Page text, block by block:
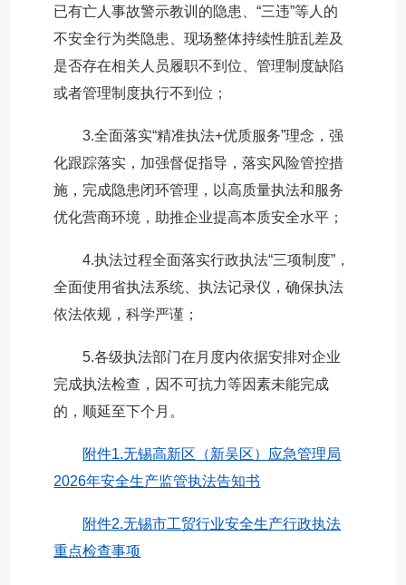
已有亡人事故警示教训的隐患、“三违”等人的
不安全行为类隐患、现场整体持续性脏乱差及
是否存在相关人员履职不到位、管理制度缺陷
或者管理制度执行不到位；
3.全面落实“精准执法+优质服务”理念，强
化跟踪落实，加强督促指导，落实风险管控措
施，完成隐患闭环管理，以高质量执法和服务
优化营商环境，助推企业提高本质安全水平；
4.执法过程全面落实行政执法“三项制度”，
全面使用省执法系统、执法记录仪，确保执法
依法依规，科学严谨；
5.各级执法部门在月度内依据安排对企业
完成执法检查，因不可抗力等因素未能完成
的，顺延至下个月。
附件1.无锡高新区（新吴区）应急管理局
2026年安全生产监管执法告知书
附件2.无锡市工贸行业安全生产行政执法
重点检查事项